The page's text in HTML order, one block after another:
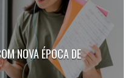
NOVA ÉPOCA DE